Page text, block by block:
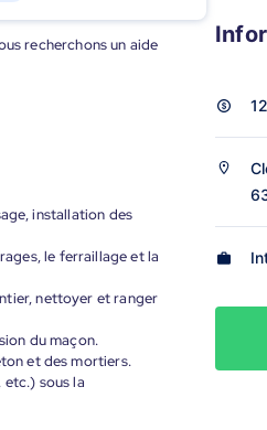
recherchons un aide
installation des
le ferraillage et la
nettoyer et ranger
du maçon.
et des mortiers.
sous la